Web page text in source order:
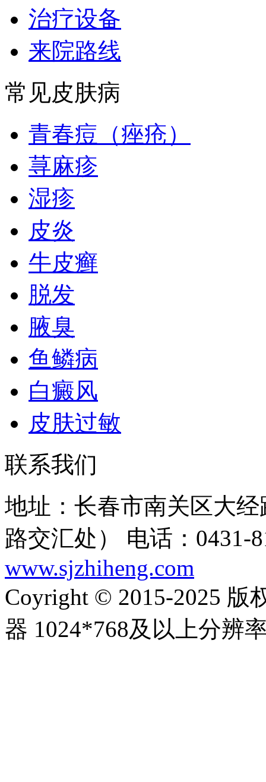
治疗设备
来院路线
常见皮肤病
青春痘（痤疮）
荨麻疹
湿疹
皮炎
牛皮癣
脱发
腋臭
鱼鳞病
白癜风
皮肤过敏
联系我们
地址：长春市南关区大
路交汇处）
电话：0431-
www.sjzhiheng.com
Coyright © 2015-2025 版
器 1024*768及以上分辨